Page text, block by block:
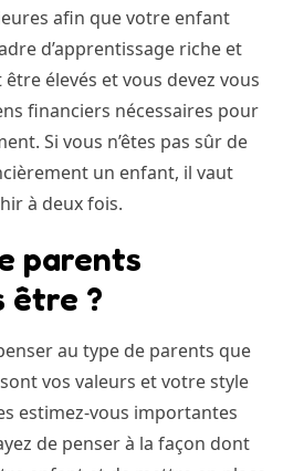
afin que votre enfant
d’apprentissage riche et
élevés et vous devez vous
financiers nécessaires pour
Si vous n’êtes pas sûr de
un enfant, il vaut
à deux fois.
parents
être ?
au type de parents que
vos valeurs et votre style
estimez-vous importantes
de penser à la façon dont